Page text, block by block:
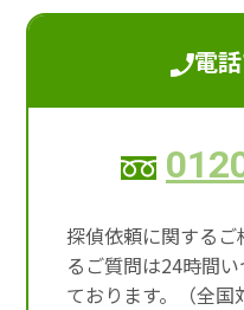
電
探偵依頼に関する
るご質問は24時間
ております。（全国